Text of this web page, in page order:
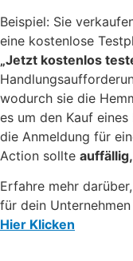
Beispiel: Sie
eine kostenlose
„Jetzt kostenlos
wodurch sie die
es um den Kauf
die Anmeldung für
Action sollte
Erfahre mehr
für dein
Hier Klicken